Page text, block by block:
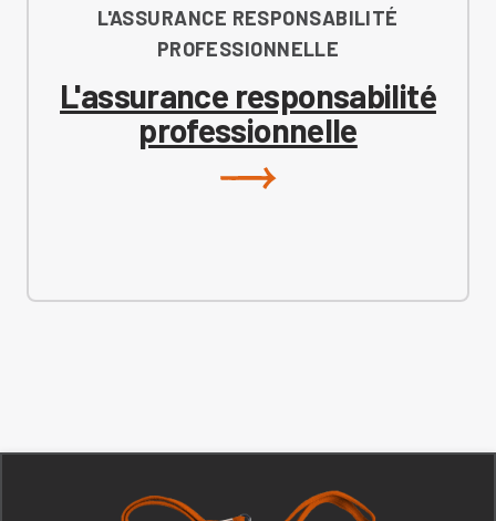
L'ASSURANCE RESPONSABILITÉ
PROFESSIONNELLE
L'assurance responsabilité
professionnelle